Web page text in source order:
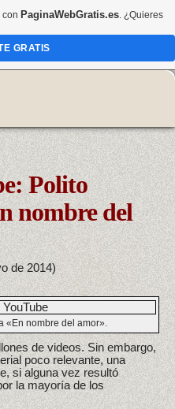
Polito
nombre del
de 2014)
«En nombre del amor».
de videos. Sin embargo,
poco relevante, una
si alguna vez resultó
la mayoría de los
con PaginaWebGratis.es. ¿Quieres
GRATIS